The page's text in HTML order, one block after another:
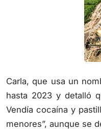
Carla, que usa un
hasta 2023 y detalló
Vendía cocaína y
menores”, aunque se